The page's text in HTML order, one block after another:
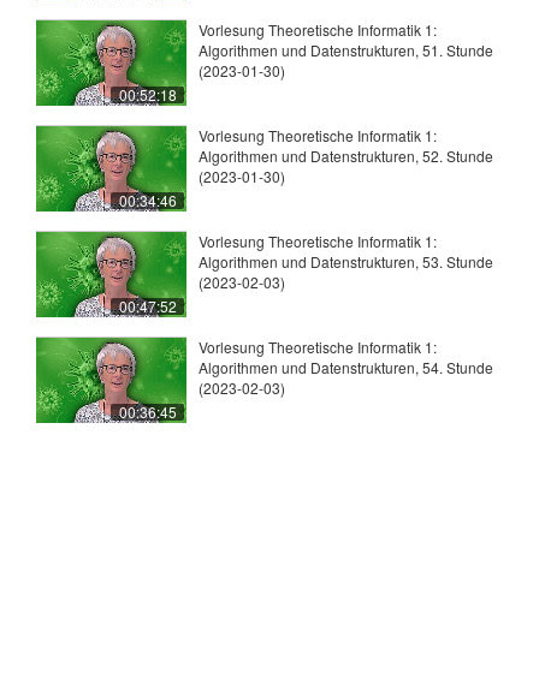
00:52:18
Vorlesung Theoretische Informatik 1:
Algorithmen und Datenstrukturen, 51. Stunde
(2023-01-30)
00:34:46
Vorlesung Theoretische Informatik 1:
Algorithmen und Datenstrukturen, 52. Stunde
(2023-01-30)
00:47:52
Vorlesung Theoretische Informatik 1:
Algorithmen und Datenstrukturen, 53. Stunde
(2023-02-03)
00:36:45
Vorlesung Theoretische Informatik 1:
Algorithmen und Datenstrukturen, 54. Stunde
(2023-02-03)